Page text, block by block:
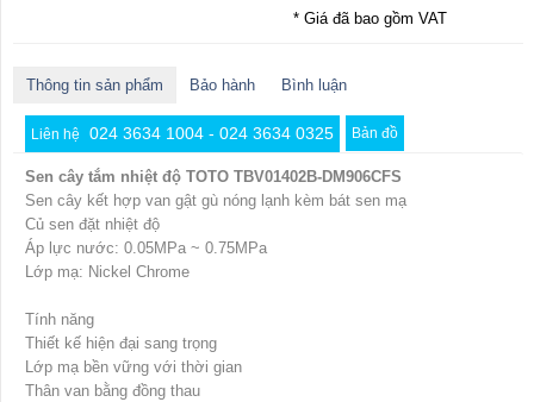
* Giá đã bao gồm VAT
Thông tin sản phẩm Bảo hành Bình luận
Liên hệ 024 3634 1004 - 024 3634 0325 Bản đồ
Sen cây tắm nhiệt độ TOTO TBV01402B-DM906CFS
Sen cây kết hợp van gật gù nóng lạnh kèm bát sen mạ
Củ sen đặt nhiệt độ
Áp lực nước: 0.05MPa ~ 0.75MPa
Lớp mạ: Nickel Chrome
Tính năng
Thiết kế hiện đại sang trọng
Lớp mạ bền vững với thời gian
Thân van bằng đồng thau